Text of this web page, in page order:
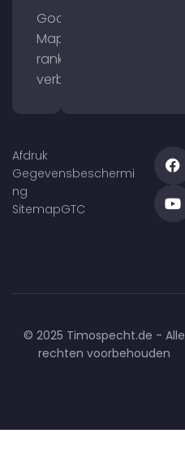
Google
Maps
ranking
verbeteren
Afdruk
Gegevensbeschermi
ng
SitemapGTC
© 2025 Timospecht.de - Alle
rechten voorbehouden